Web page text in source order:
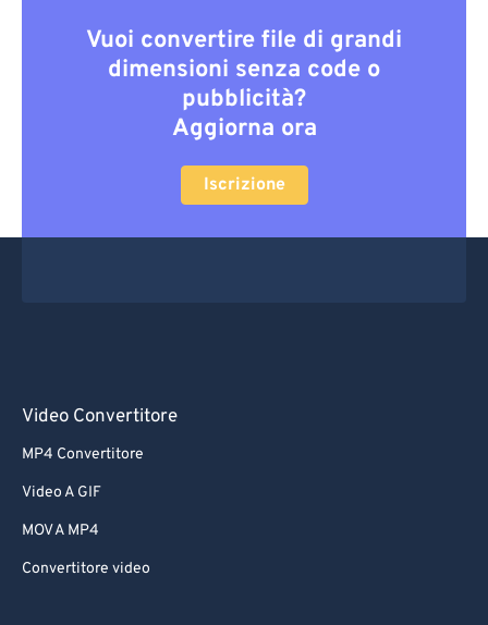
Vuoi convertire file di grandi
dimensioni senza code o
pubblicità?
Aggiorna ora
Iscrizione
Video Convertitore
MP4 Convertitore
Video A GIF
MOV A MP4
Convertitore video